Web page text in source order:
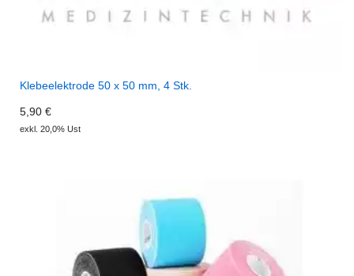
Klebeelektrode 50 x 50 mm, 4 Stk.
5,90 €
exkl. 20,0% Ust